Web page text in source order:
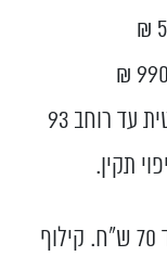
התעריפים הן למידות של דלת סטנדרטית עד רוחב 93
תוספות מחיר : תיקון משטח לצד אחד 70 ש"ח. קילוף